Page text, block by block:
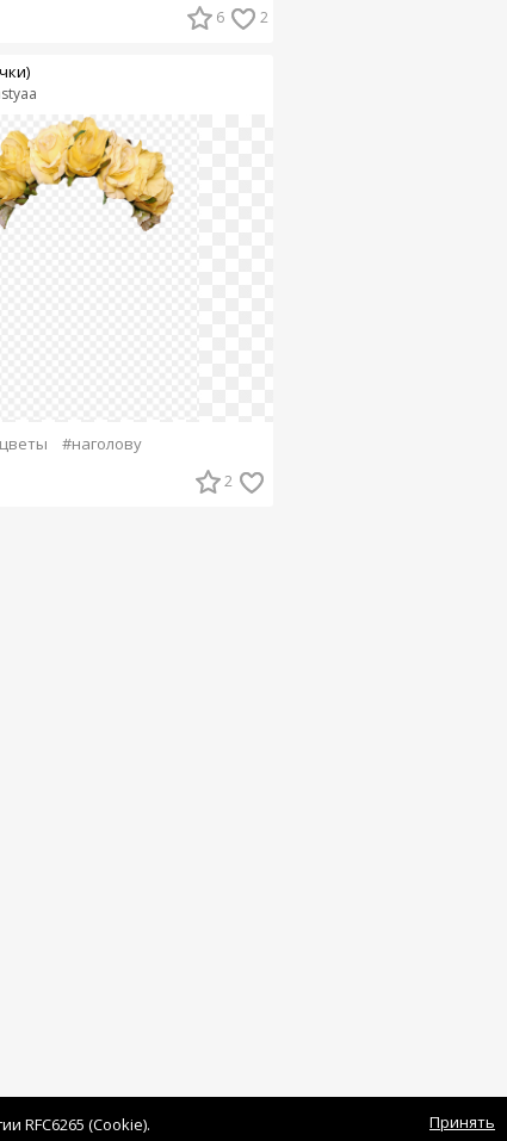
6 2
#наголову
2
RFC6265 (Cookie). Принять